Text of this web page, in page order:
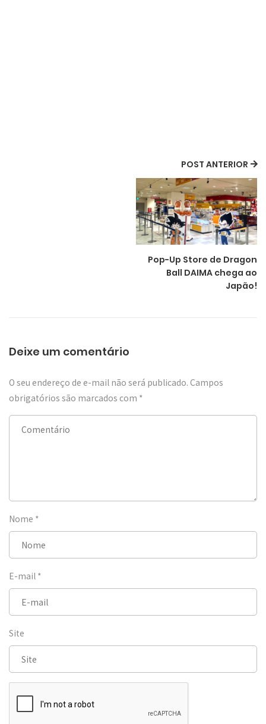
POST ANTERIOR
Pop-Up Store de Dragon
Ball DAIMA chega ao
Japão!
Deixe um comentário
O seu endereço de e-mail não será publicado. Campos
obrigatórios são marcados com *
Nome *
E-mail *
Site